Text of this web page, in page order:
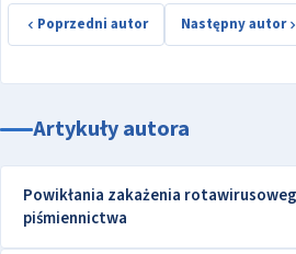
Poprzedni autor Następny autor
Artykuły autora
Powikłania zakażenia
piśmiennictwa